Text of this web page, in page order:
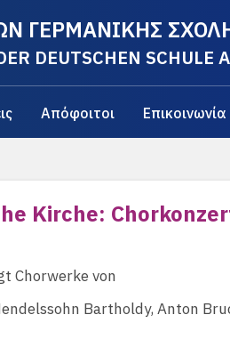
ΓΕΡΜΑΝΙΚΗΣ
DEUTSCHEN SCHULE
Απόφοιτοι Επικοινωνία
Kirche:
Chorwerke von
Bartholdy, Anton